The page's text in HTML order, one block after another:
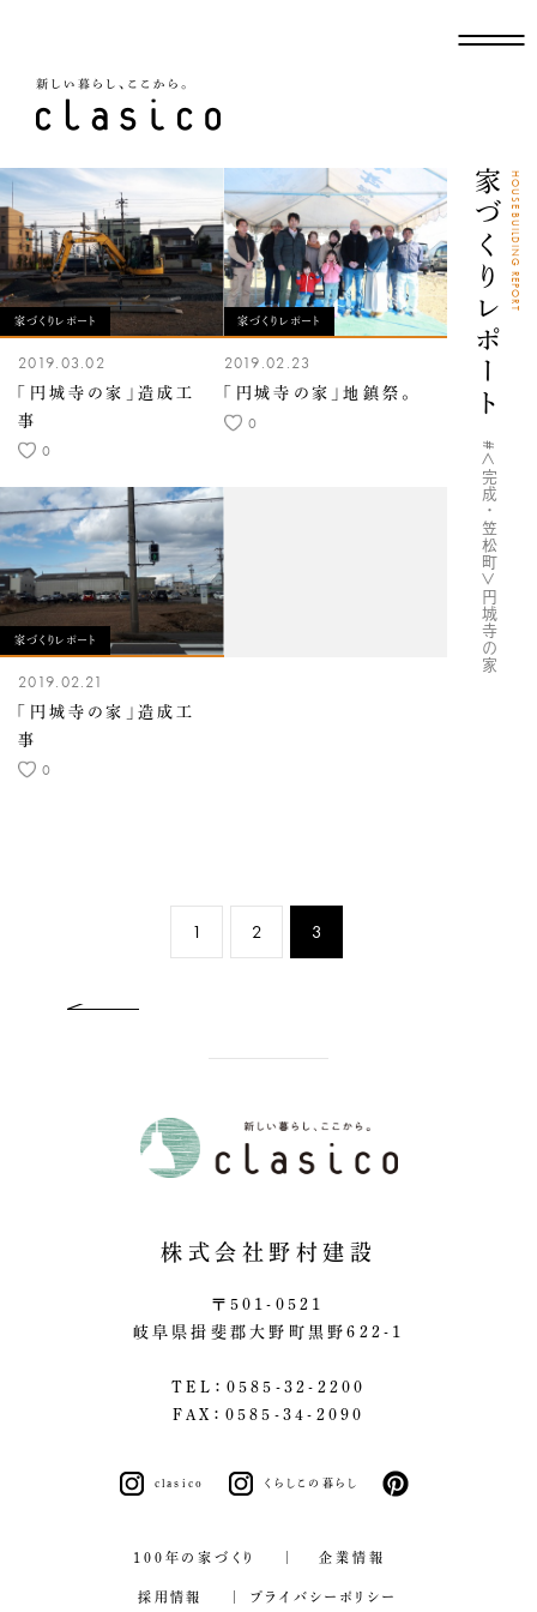
家づくりレポートHOUSE BUILDING REPORT
#＜完成・笠松町＞円城寺の家
家づくりレポート
2019.03.02
「円城寺の家」造成工
事
0
家づくりレポート
2019.02.23
「円城寺の家」地鎮祭。
0
家づくりレポート
2019.02.21
「円城寺の家」造成工
事
0
1 2 3
株式会社野村建設
〒501-0521
岐阜県揖斐郡大野町黒野622-1
TEL：0585-32-2200
FAX：0585-34-2090
clasico くらしこの暮らし
100年の家づくり 企業情報
採用情報 プライバシーポリシー